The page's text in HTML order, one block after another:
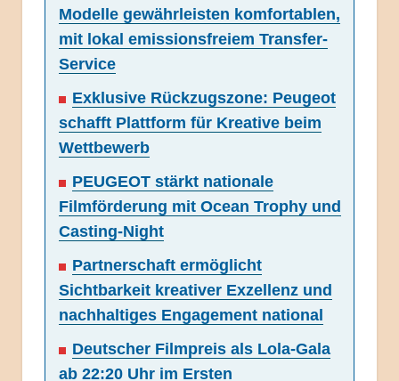
Modelle gewährleisten komfortablen,
mit lokal emissionsfreiem Transfer-
Service
Exklusive Rückzugszone: Peugeot
schafft Plattform für Kreative beim
Wettbewerb
PEUGEOT stärkt nationale
Filmförderung mit Ocean Trophy und
Casting-Night
Partnerschaft ermöglicht
Sichtbarkeit kreativer Exzellenz und
nachhaltiges Engagement national
Deutscher Filmpreis als Lola-Gala
ab 22:20 Uhr im Ersten